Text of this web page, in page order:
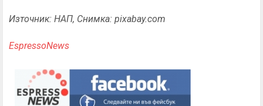
Източник: НАП, Снимка: pixabay.com
EspressoNews